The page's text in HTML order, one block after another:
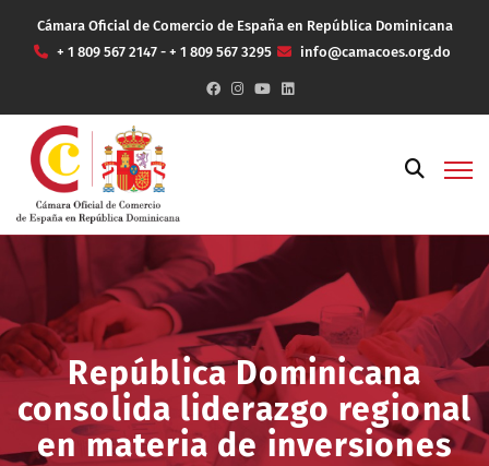
Cámara Oficial de Comercio de España en República Dominicana
+ 1 809 567 2147 - + 1 809 567 3295
info@camacoes.org.do
República Dominicana
consolida liderazgo regional
en materia de inversiones